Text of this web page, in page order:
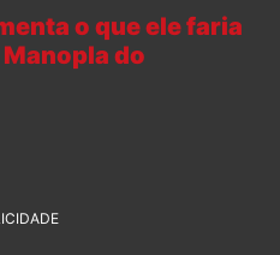
o que ele faria
do